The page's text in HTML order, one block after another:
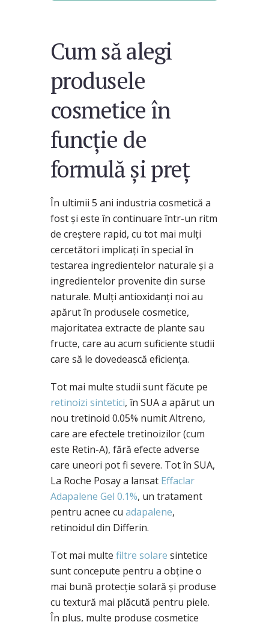
Cum să alegi
produsele
cosmetice în
funcție de
formulă și preț
În ultimii 5 ani industria cosmetică a
fost și este în continuare într-un ritm
de creștere rapid, cu tot mai mulți
cercetători implicați în special în
testarea ingredientelor naturale și a
ingredientelor provenite din surse
naturale. Mulți antioxidanți noi au
apărut în produsele cosmetice,
majoritatea extracte de plante sau
fructe, care au acum suficiente studii
care să le dovedească eficiența.
Tot mai multe studii sunt făcute pe
retinoizi sintetici, în SUA a apărut un
nou tretinoid 0.05% numit Altreno,
care are efectele tretinoizilor (cum
este Retin-A), fără efecte adverse
care uneori pot fi severe. Tot în SUA,
La Roche Posay a lansat Effaclar
Adapalene Gel 0.1%, un tratament
pentru acnee cu adapalene,
retinoidul din Differin.
Tot mai multe filtre solare sintetice
sunt concepute pentru a obține o
mai bună protecție solară și produse
cu textură mai plăcută pentru piele.
În plus, multe produse cosmetice